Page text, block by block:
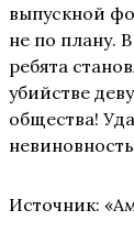
выпускной
не по плану.
ребята
убийстве
общества!
Источник: